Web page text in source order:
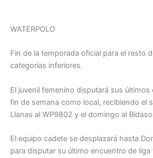
WATERPOLO
Fin de la temporada oficial para el resto
categorías inferiores.
El juvenil femenino disputará sus
fin de semana como local, recibiendo el
Llanas al WP9802 y el domingo al
El equipo cadete se desplazará hasta
para disputar su último encuentro de liga